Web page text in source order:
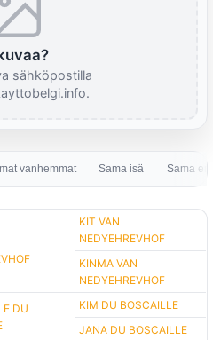
sähköpostilla
vanhemmat Sama isä Sama
KIT VAN
NEDYEHREVHOF
KINMA VAN
NEDYEHREVHOF
DU
KIM DU BOSCAILLE
JANA DU BOSCAILLE